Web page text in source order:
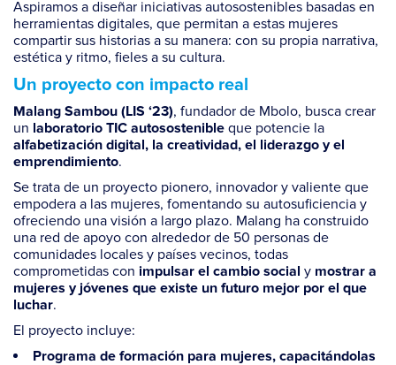
Aspiramos a diseñar iniciativas autosostenibles basadas en
herramientas digitales, que permitan a estas mujeres
compartir sus historias a su manera: con su propia narrativa,
estética y ritmo, fieles a su cultura.
Un proyecto con impacto real
Malang Sambou (LIS ‘23), fundador de Mbolo, busca crear
un laboratorio TIC autosostenible que potencie la
alfabetización digital, la creatividad, el liderazgo y el
emprendimiento.
Se trata de un proyecto pionero, innovador y valiente que
empodera a las mujeres, fomentando su autosuficiencia y
ofreciendo una visión a largo plazo. Malang ha construido
una red de apoyo con alrededor de 50 personas de
comunidades locales y países vecinos, todas
comprometidas con impulsar el cambio social y mostrar a
mujeres y jóvenes que existe un futuro mejor por el que
luchar.
El proyecto incluye:
Programa de formación para mujeres, capacitándolas